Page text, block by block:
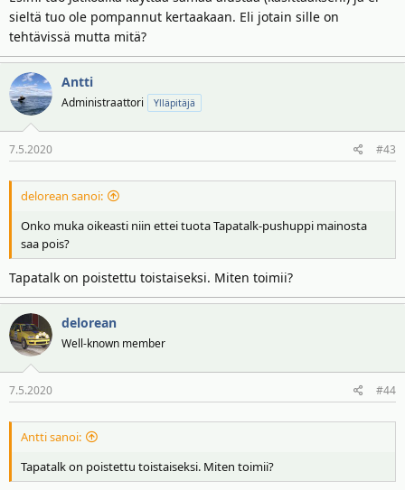
sieltä tuo ole pompannut kertaakaan. Eli jotain sille on
tehtävissä mutta mitä?
Antti
Administraattori Ylläpitäjä
7.5.2020 #43
delorean sanoi:
Onko muka oikeasti niin ettei tuota Tapatalk-pushuppi mainosta
saa pois?
Tapatalk on poistettu toistaiseksi. Miten toimii?
delorean
Well-known member
7.5.2020 #44
Antti sanoi:
Tapatalk on poistettu toistaiseksi. Miten toimii?